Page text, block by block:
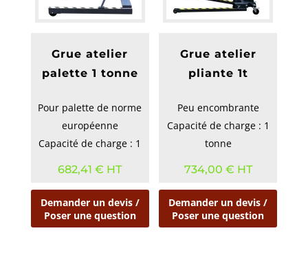
Grue atelier
palette 1 tonne
Pour palette de norme
européenne
Capacité de charge : 1
682,41€ HT
Demander un devis /
Poser une question
Grue atelier
pliante 1t
Peu encombrante
Capacité de charge : 1
tonne
734,00 € HT
Demander un devis /
Poser une question